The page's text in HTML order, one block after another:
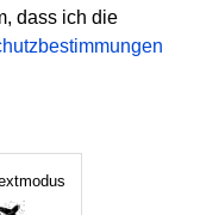
dass ich die